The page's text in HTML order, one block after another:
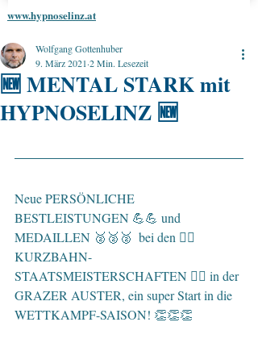
www.hypnoselinz.at
🆕 MENTAL STARK mit
HYPNOSELINZ 🆕
Wolfgang Gottenhuber
9. März 2021 2 Min. Lesezeit
Neue PERSÖNLICHE
BESTLEISTUNGEN 💪💪 und
MEDAILLEN 🥈🥈🥈  bei den 🏊‍♂️
KURZBAHN-
STAATSMEISTERSCHAFTEN 🏊‍♀️ in der
GRAZER AUSTER, ein super Start in die
WETTKAMPF-SAISON! 👏👏👏